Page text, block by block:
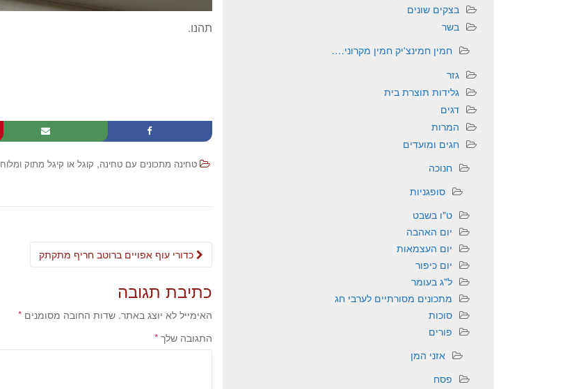
תהנו.
טחינה מתכונים עם טחינה, קוגל או קיגל מתוק ומלוח
כתיבת תגובה
האימייל לא יוצג באתר. שדות החובה מסומנים *
התגובה שלך *
בצקים שונים
בשר
חמין חמינצ'יק חמין מקרוני….
גזר
גלידות תוצרת בית
דגים
המרות
חגים ומועדים
חנוכה
סופגניות
ט"ו בשבט
יום האהבה
יום העצמאות
יום כיפור
ל"ג בעומר
מתכונים מסורתיים לערבי חג
סוכות
פורים
אזני המן
פסח